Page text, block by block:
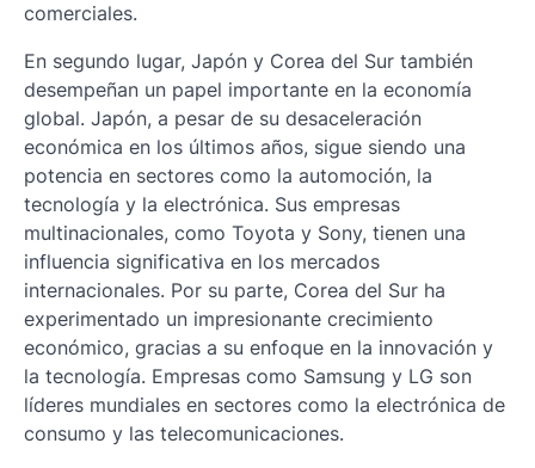
comerciales.
En segundo lugar, Japón y Corea del Sur también
desempeñan un papel importante en la economía
global. Japón, a pesar de su desaceleración
económica en los últimos años, sigue siendo una
potencia en sectores como la automoción, la
tecnología y la electrónica. Sus empresas
multinacionales, como Toyota y Sony, tienen una
influencia significativa en los mercados
internacionales. Por su parte, Corea del Sur ha
experimentado un impresionante crecimiento
económico, gracias a su enfoque en la innovación y
la tecnología. Empresas como Samsung y LG son
líderes mundiales en sectores como la electrónica de
consumo y las telecomunicaciones.